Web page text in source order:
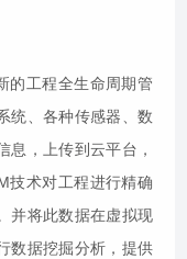
的工程全生命周期管
统、各种传感器、数
息，上传到云平台，
技术对工程进行精确
并将此数据在虚拟现
数据挖掘分析，提供